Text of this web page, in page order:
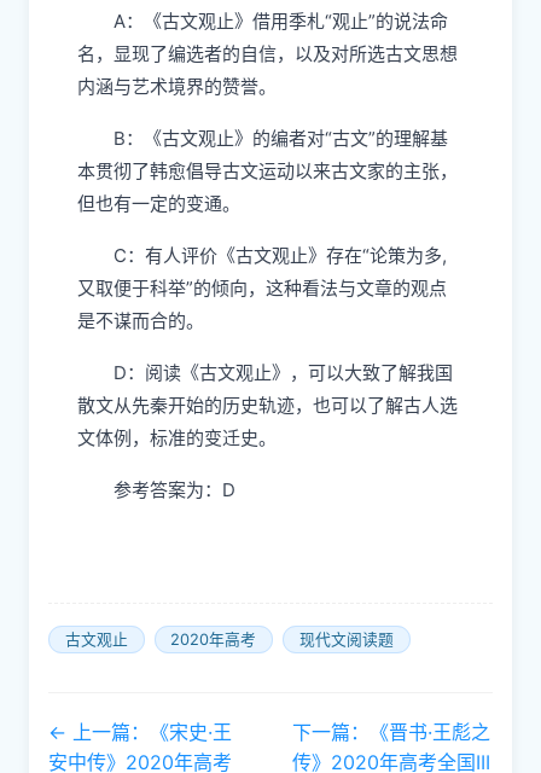
A：《古文观止》借用季札“观止”的说法命
名，显现了编选者的自信，以及对所选古文思想
内涵与艺术境界的赞誉。
B：《古文观止》的编者对“古文”的理解基
本贯彻了韩愈倡导古文运动以来古文家的主张，
但也有一定的变通。
C：有人评价《古文观止》存在“论策为多,
又取便于科举”的倾向，这种看法与文章的观点
是不谋而合的。
D：阅读《古文观止》，可以大致了解我国
散文从先秦开始的历史轨迹，也可以了解古人选
文体例，标准的变迁史。
参考答案为：D
古文观止 2020年高考 现代文阅读题
← 上一篇：《宋史·王
安中传》2020年高考
下一篇：《晋书·王彪之
传》2020年高考全国III